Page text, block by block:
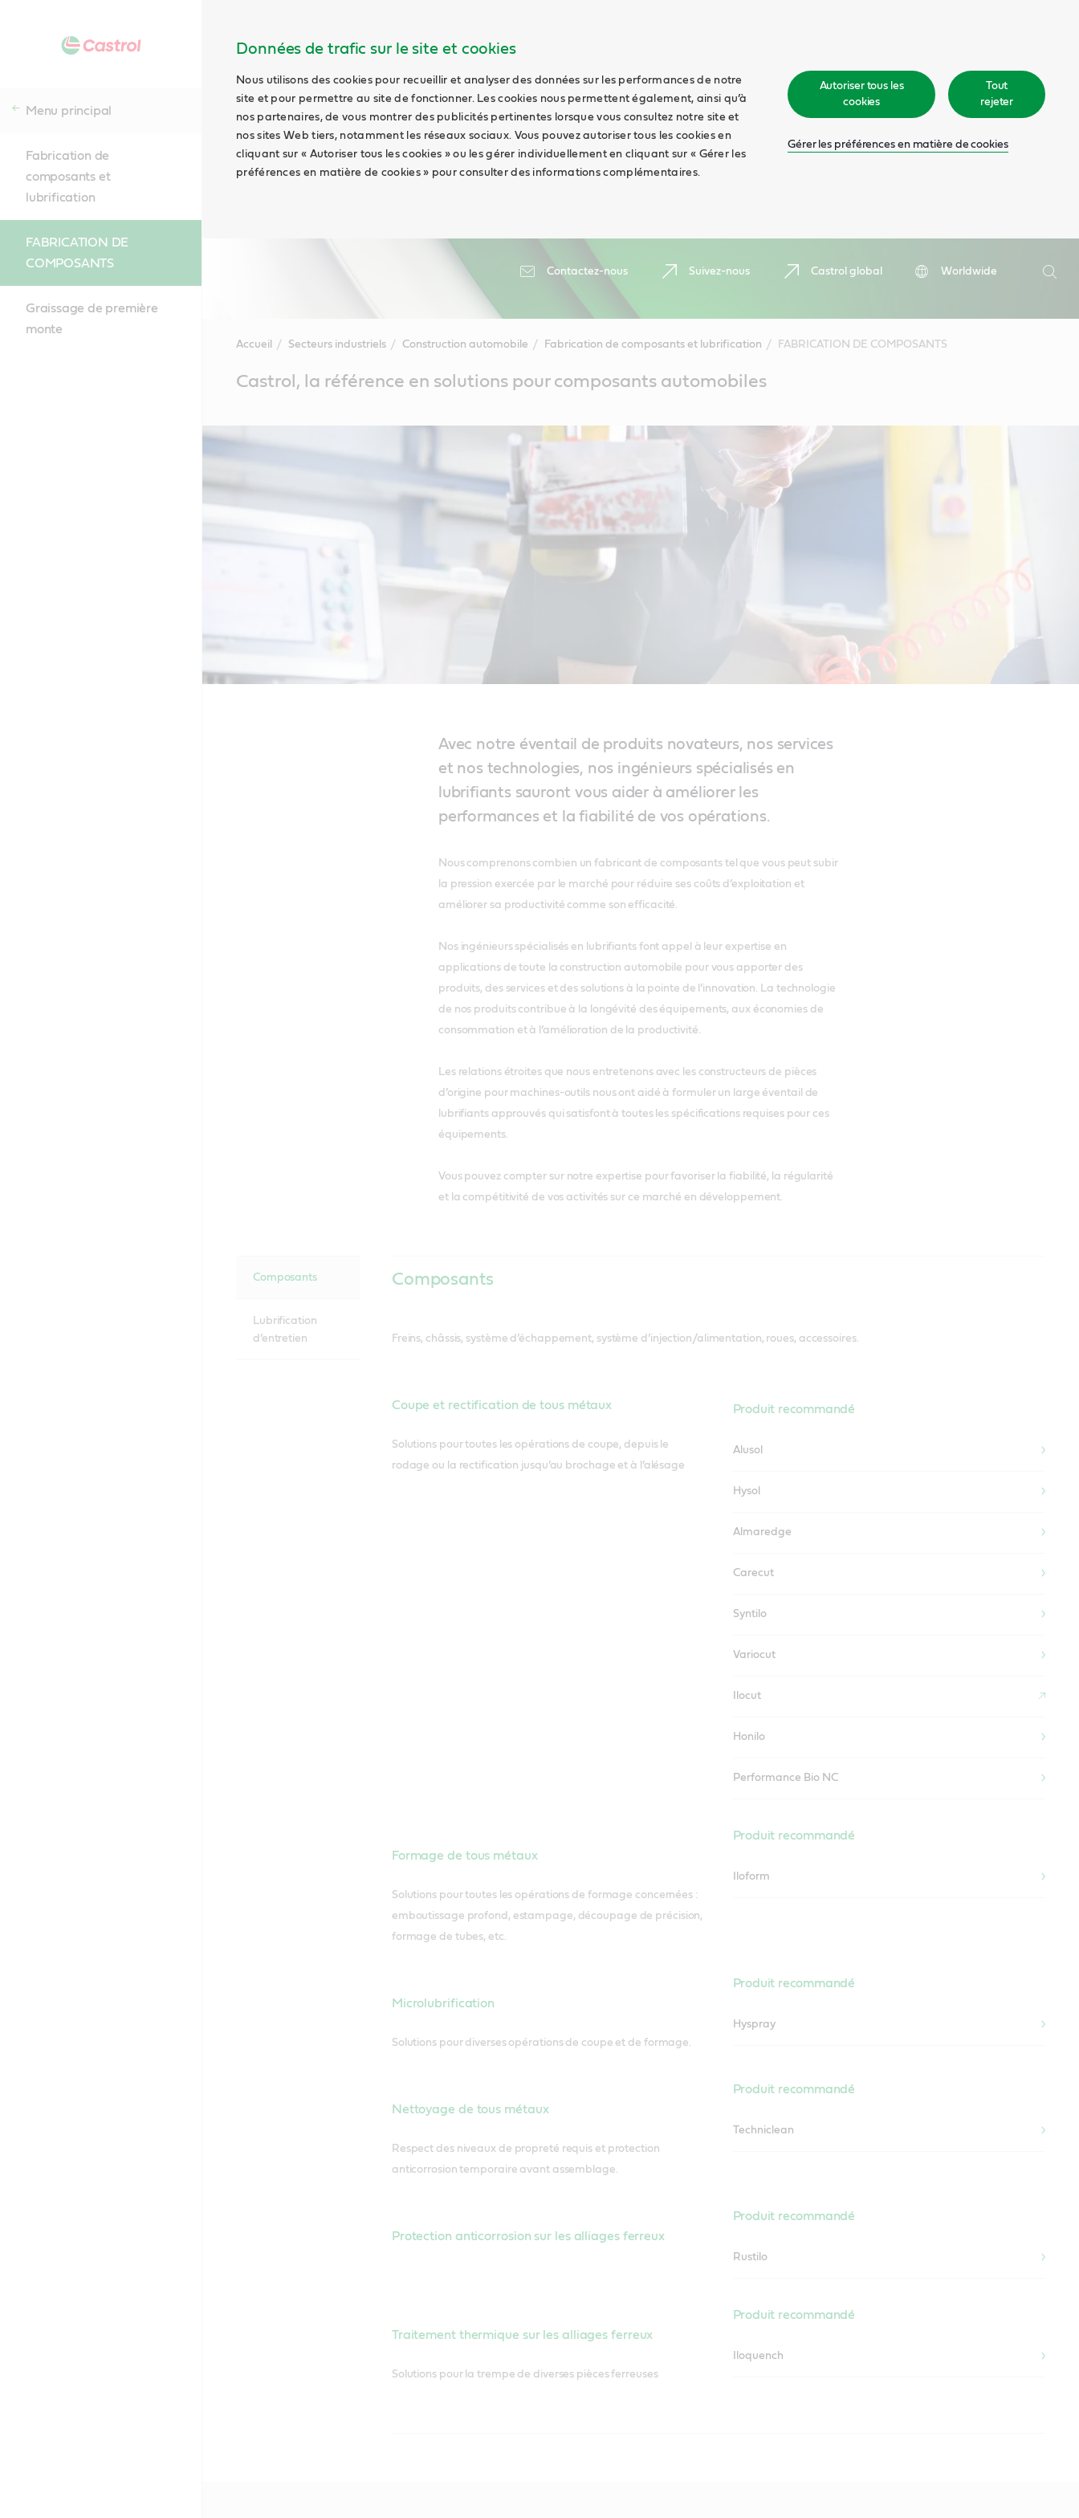
Données de trafic sur le site et cookies
Nous utilisons des cookies pour recueillir et analyser des données sur les performances de notre
site et pour permettre au site de fonctionner. Les cookies nous permettent également, ainsi qu’à
nos partenaires, de vous montrer des publicités pertinentes lorsque vous consultez notre site et
nos sites Web tiers, notamment les réseaux sociaux. Vous pouvez autoriser tous les cookies en
cliquant sur « Autoriser tous les cookies » ou les gérer individuellement en cliquant sur « Gérer les
préférences en matière de cookies » pour consulter des informations complémentaires.
Autoriser tous les
cookies
Tout
rejeter
Gérer les préférences en matière de cookies
Contactez-nous Suivez-nous Castrol global
Worldwide
Menu principal
Fabrication de
composants et
lubrification
FABRICATION DE
COMPOSANTS
Graissage de première
monte
Accueil Secteurs industriels Construction automobile Fabrication de composants et lubrification FABRICATION DE COMPOSANTS
ContentCastrol, la référence en solutions pour composants automobiles
Avec notre éventail de produits novateurs, nos services
et nos technologies, nos ingénieurs spécialisés en
lubrifiants sauront vous aider à améliorer les
performances et la fiabilité de vos opérations.
Nous comprenons combien un fabricant de composants tel que vous peut subir
la pression exercée par le marché pour réduire ses coûts d’exploitation et
améliorer sa productivité comme son efficacité.
Nos ingénieurs spécialisés en lubrifiants font appel à leur expertise en
applications de toute la construction automobile pour vous apporter des
produits, des services et des solutions à la pointe de l’innovation. La technologie
de nos produits contribue à la longévité des équipements, aux économies de
consommation et à l’amélioration de la productivité.
Les relations étroites que nous entretenons avec les constructeurs de pièces
d’origine pour machines-outils nous ont aidé à formuler un large éventail de
lubrifiants approuvés qui satisfont à toutes les spécifications requises pour ces
équipements.
Vous pouvez compter sur notre expertise pour favoriser la fiabilité, la régularité
et la compétitivité de vos activités sur ce marché en développement.
Composants
Lubrification
d’entretien
Composants
Freins, châssis, système d’échappement, système d’injection/alimentation, roues, accessoires.
Coupe et rectification de tous métaux
Solutions pour toutes les opérations de coupe, depuis le
rodage ou la rectification jusqu’au brochage et à l’alésage
Produit recommandé
Alusol
Hysol
Almaredge
Carecut
Syntilo
Variocut
Ilocut
Honilo
Performance Bio NC
Formage de tous métaux
Solutions pour toutes les opérations de formage concernées :
emboutissage profond, estampage, découpage de précision,
formage de tubes, etc.
Produit recommandé
Iloform
Microlubrification
Solutions pour diverses opérations de coupe et de formage.
Produit recommandé
Hyspray
Nettoyage de tous métaux
Respect des niveaux de propreté requis et protection
anticorrosion temporaire avant assemblage.
Produit recommandé
Techniclean
Protection anticorrosion sur les alliages ferreux
Produit recommandé
Rustilo
Traitement thermique sur les alliages ferreux
Solutions pour la trempe de diverses pièces ferreuses
Produit recommandé
Iloquench